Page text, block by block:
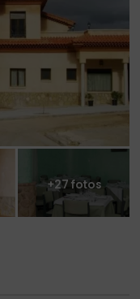
+27 fotos